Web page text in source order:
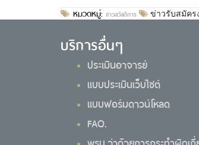
หมวดหมู่: ข่าวสวัสดิการ ข่าวรับสมัคร
บริการอื่นๆ
ประเมินอาจารย์
แบบประเมินเว็บไซต์
แบบฟอร์มดาวน์โหลด
FAQ.